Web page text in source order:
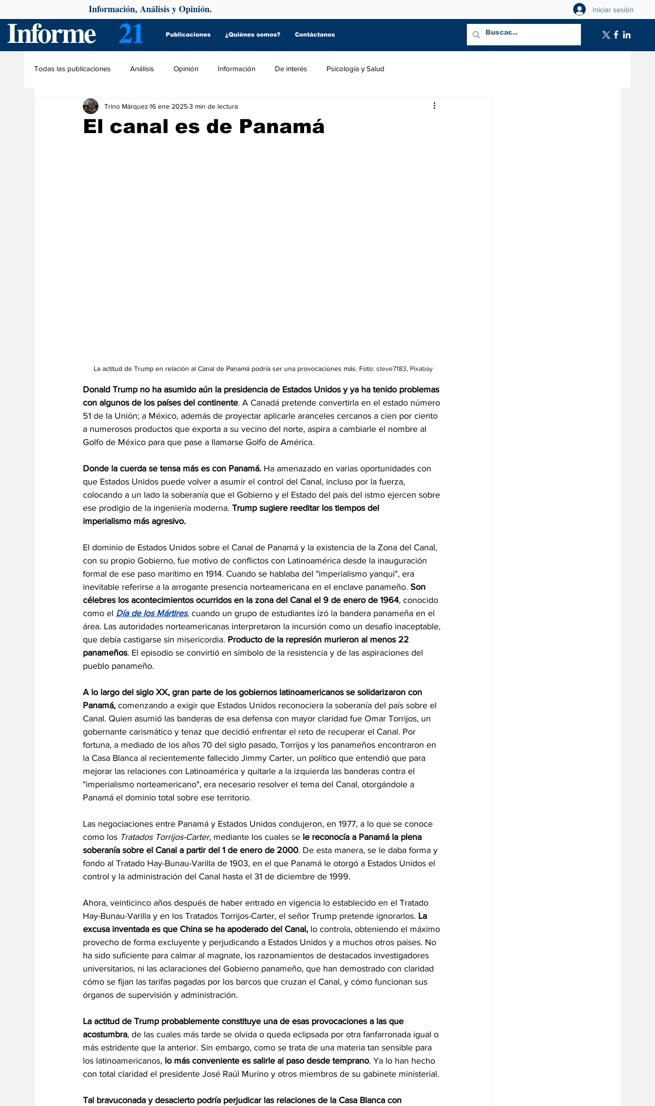
Informe 21 Publicaciones ¿Quiénes somos? Contáctanos
Información, Análisis y Opinión. Iniciar sesión
Todas las publicaciones Análisis Opinión Información De interés Psicología y Salud
El canal es de Panamá
Trino Márquez 16 ene 20253 min de lectura
La actitud de Trump en relación al Canal de Panamá podría ser una provocaciones más. Foto: steve7183, Pixabay
Donald Trump no ha asumido aún la presidencia de Estados Unidos y ya ha tenido problemas
con algunos de los países del continente. A Canadá pretende convertirla en el estado número
51 de la Unión; a México, además de proyectar aplicarle aranceles cercanos a cien por ciento
a numerosos productos que exporta a su vecino del norte, aspira a cambiarle el nombre al
Golfo de México para que pase a llamarse Golfo de América.
Donde la cuerda se tensa más es con Panamá. Ha amenazado en varias oportunidades con
que Estados Unidos puede volver a asumir el control del Canal, incluso por la fuerza,
colocando a un lado la soberanía que el Gobierno y el Estado del país del istmo ejercen sobre
ese prodigio de la ingeniería moderna. Trump sugiere reeditar los tiempos del
imperialismo más agresivo.
El dominio de Estados Unidos sobre el Canal de Panamá y la existencia de la Zona del Canal,
con su propio Gobierno, fue motivo de conflictos con Latinoamérica desde la inauguración
formal de ese paso marítimo en 1914. Cuando se hablaba del "imperialismo yanqui", era
inevitable referirse a la arrogante presencia norteamericana en el enclave panameño. Son
célebres los acontecimientos ocurridos en la zona del Canal el 9 de enero de 1964, conocido
como el Día de los Mártires, cuando un grupo de estudiantes izó la bandera panameña en el
área. Las autoridades norteamericanas interpretaron la incursión como un desafío inaceptable,
que debía castigarse sin misericordia. Producto de la represión murieron al menos 22
panameños. El episodio se convirtió en símbolo de la resistencia y de las aspiraciones del
pueblo panameño.
A lo largo del siglo XX, gran parte de los gobiernos latinoamericanos se solidarizaron con
Panamá, comenzando a exigir que Estados Unidos reconociera la soberanía del país sobre el
Canal. Quien asumió las banderas de esa defensa con mayor claridad fue Omar Torrijos, un
gobernante carismático y tenaz que decidió enfrentar el reto de recuperar el Canal. Por
fortuna, a mediado de los años 70 del siglo pasado, Torrijos y los panameños encontraron en
la Casa Blanca al recientemente fallecido Jimmy Carter, un político que entendió que para
mejorar las relaciones con Latinoamérica y quitarle a la izquierda las banderas contra el
"imperialismo norteamericano", era necesario resolver el tema del Canal, otorgándole a
Panamá el dominio total sobre ese territorio.
Las negociaciones entre Panamá y Estados Unidos condujeron, en 1977, a lo que se conoce
como los Tratados Torrijos-Carter, mediante los cuales se le reconocía a Panamá la plena
soberanía sobre el Canal a partir del 1 de enero de 2000. De esta manera, se le daba forma y
fondo al Tratado Hay-Bunau-Varilla de 1903, en el que Panamá le otorgó a Estados Unidos el
control y la administración del Canal hasta el 31 de diciembre de 1999.
Ahora, veinticinco años después de haber entrado en vigencia lo establecido en el Tratado
Hay-Bunau-Varilla y en los Tratados Torrijos-Carter, el señor Trump pretende ignorarlos. La
excusa inventada es que China se ha apoderado del Canal, lo controla, obteniendo el máximo
provecho de forma excluyente y perjudicando a Estados Unidos y a muchos otros países. No
ha sido suficiente para calmar al magnate, los razonamientos de destacados investigadores
universitarios, ni las aclaraciones del Gobierno panameño, que han demostrado con claridad
cómo se fijan las tarifas pagadas por los barcos que cruzan el Canal, y cómo funcionan sus
órganos de supervisión y administración.
La actitud de Trump probablemente constituye una de esas provocaciones a las que
acostumbra, de las cuales más tarde se olvida o queda eclipsada por otra fanfarronada igual o
más estridente que la anterior. Sin embargo, como se trata de una materia tan sensible para
los latinoamericanos, lo más conveniente es salirle al paso desde temprano. Ya lo han hecho
con total claridad el presidente José Raúl Murino y otros miembros de su gabinete ministerial.
Tal bravuconada y desacierto podría perjudicar las relaciones de la Casa Blanca con